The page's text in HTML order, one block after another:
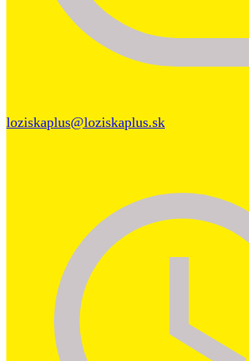
loziskaplus@loziskaplus.sk